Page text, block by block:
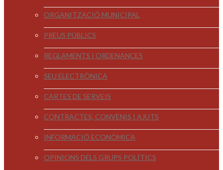
ORGANITZACIÓ MUNICIPAL
PREUS PÚBLICS
REGLAMENTS I ORDENANCES
SEU ELECTRÒNICA
CARTES DE SERVEIS
CONTRACTES, CONVENIS I AJUTS
INFORMACIÓ ECONÒMICA
OPINIONS DELS GRUPS POLÍTICS